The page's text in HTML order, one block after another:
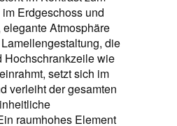
Erdgeschoss und
Atmosphäre
die
Hochschrankzeile wie
setzt sich im
verleiht der gesamten
raumhohes Element